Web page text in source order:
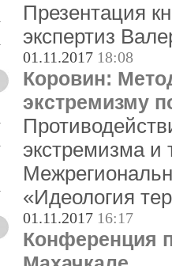
Презентация
экспертиз
01.11.2017 18:08
Коровин:
экстремизму
экстремизма и
«Идеология
01.11.2017 16:17
Конференция